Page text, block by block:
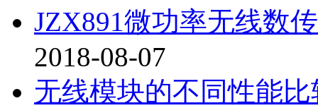
JZX891微功率无线数
2018-08-07
无线模块的不同性能比